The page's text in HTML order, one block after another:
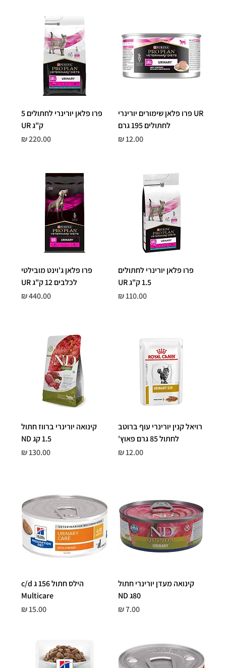
UR פרו פלאן שימורים יורינרי
לחתולים 195 גרם
מחיר
פרו פלאן יורינרי לחתולים 5
ק"ג UR
מחיר
פרו פלאן יורינרי לחתולים
1.5 ק"ג UR
מחיר
פרו פלאן ג'וינט מובילטי
לכלבים 12 ק"ג UR
מחיר
רויאל קנין יורינרי עוף ברוטב
לחתול 85 גרם פאוץ'
מחיר
קינואה יורינרי ברווז חתול
1.5 קג ND
מחיר
קינואה מעדן יורינרי חתול
80ג ND
מחיר
הילס חתול 156 ג c/d
Multicare
מחיר